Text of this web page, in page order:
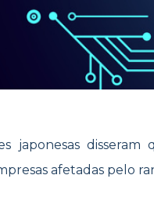
japonesas
afetadas pelo